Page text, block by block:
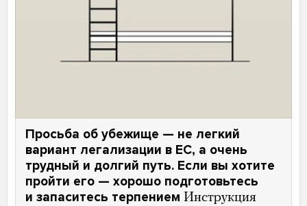
Просьба об убежище — не легкий
вариант легализации в ЕС, а очень
трудный и долгий путь. Если вы хотите
пройти его — хорошо подготовьтесь
и запаситесь терпением Инструкция